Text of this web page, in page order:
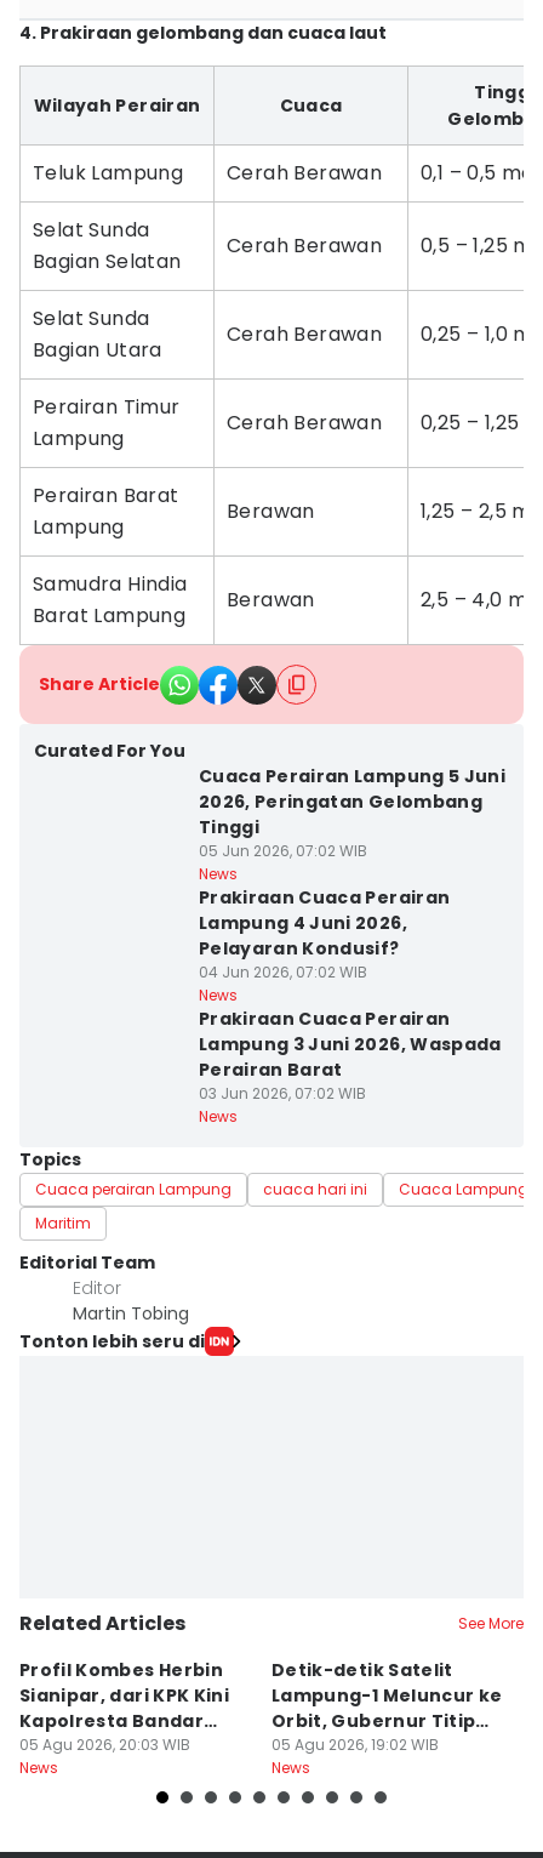
4. Prakiraan gelombang dan cuaca laut
Wilayah Perairan Cuaca
Tinggi
Teluk Lampung Cerah Berawan 0,1 – 0,5
Selat Sunda
Bagian Selatan
Cerah Berawan 0,5 – 1,25
Selat Sunda
Bagian Utara
Cerah Berawan 0,25 – 1,0
Perairan Timur
Lampung
Cerah Berawan 0,25 – 1,25
Perairan Barat
Lampung
Berawan 1,25 – 2,5
Samudra Hindia
Barat Lampung
Berawan 2,5 – 4,0
Share Article
Curated For You
Cuaca Perairan Lampung 5 Juni
2026, Peringatan Gelombang
Tinggi
05 Jun 2026, 07:02 WIB
News
Prakiraan Cuaca Perairan
Lampung 4 Juni 2026,
Pelayaran Kondusif?
04 Jun 2026, 07:02 WIB
News
Prakiraan Cuaca Perairan
Lampung 3 Juni 2026, Waspada
Perairan Barat
03 Jun 2026, 07:02 WIB
News
Topics
Cuaca perairan Lampung cuaca hari ini
Cuaca Lampung
Maritim
Editorial Team
Editor
Martin Tobing
Tonton lebih seru di
Related Articles See More
Profil Kombes Herbin
Sianipar, dari KPK Kini
Kapolresta Bandar
Lampung
05 Agu 2026, 20:03 WIB
News
Detik-detik Satelit
Lampung-1 Meluncur ke
Orbit, Gubernur Titip
Pesan
05 Agu 2026, 19:02 WIB
News